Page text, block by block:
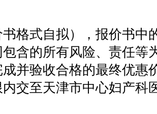
格式自拟），报价书中
含的所有风险、责任等
并验收合格的最终优惠
交至天津市中心妇产科